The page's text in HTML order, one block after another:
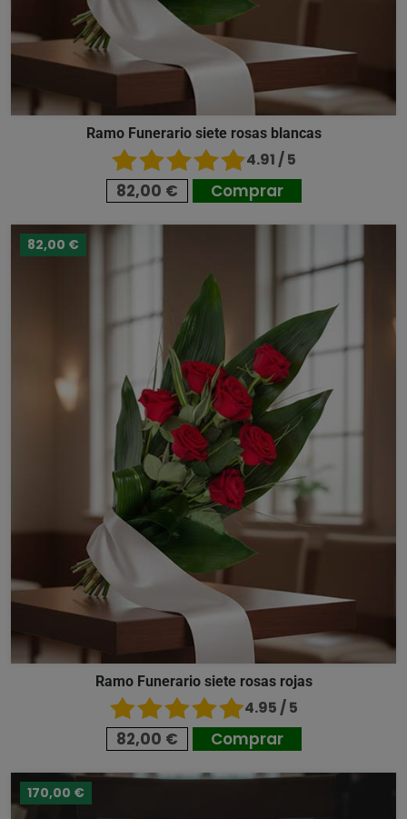
Ramo Funerario siete rosas blancas
4.91 / 5
82,00 € Comprar
82,00 €
Ramo Funerario siete rosas rojas
4.95 / 5
82,00 € Comprar
170,00 €